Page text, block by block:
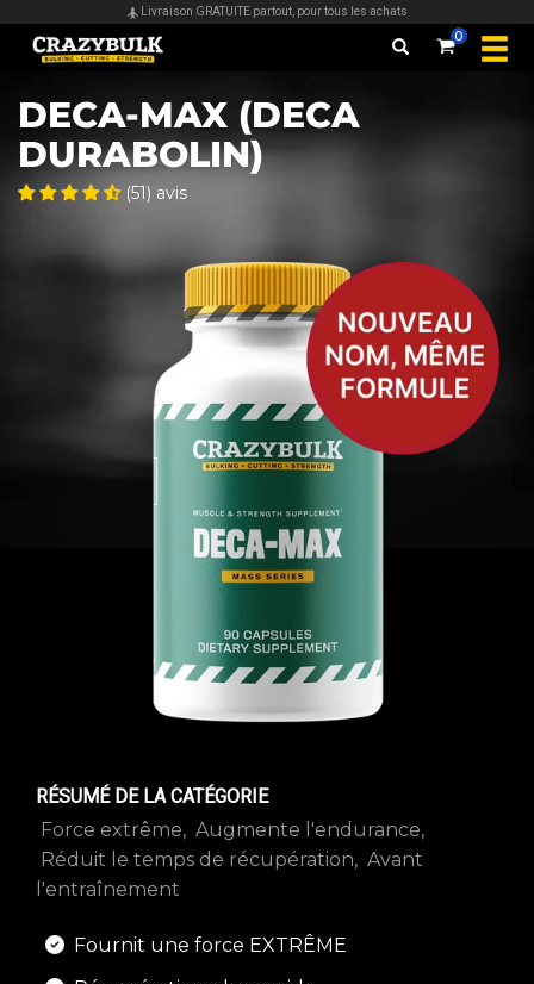
Livraison GRATUITE partout, pour tous les achats
0
DECA-MAX (DECA
DURABOLIN)
(51) avis
RÉSUMÉ DE LA CATÉGORIE
Force extrême
Augmente l'endurance
Réduit le temps de récupération
Avant
l'entraînement
Fournit une force EXTRÊME